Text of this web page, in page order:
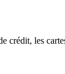
crédit, les